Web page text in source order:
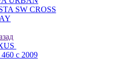
SW CROSS
с 2009